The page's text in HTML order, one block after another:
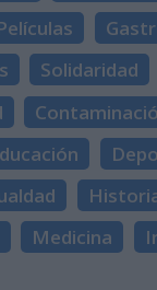
Solidaridad
Medicina